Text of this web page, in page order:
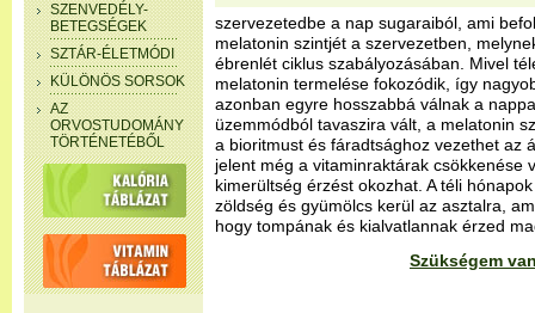
SZENVEDÉLY-
BETEGSÉGEK
SZTÁR-ÉLETMÓDI
KÜLÖNÖS SORSOK
AZ
ORVOSTUDOMÁNY
TÖRTÉNETÉBŐL
szervezetedbe a nap sugaraiból, ami
melatonin szintjét a szervezetben,
ébrenlét ciklus szabályozásában. Mivel
melatonin termelése fokozódik, így
azonban egyre hosszabbá válnak a
üzemmódból tavaszira vált, a melatonin
a bioritmust és fáradtsághoz vezethet az
jelent még a vitaminraktárak csökkenése
kimerültség érzést okozhat. A téli
zöldség és gyümölcs kerül az asztalra,
hogy tompának és kialvatlannak érzed
Szükségem